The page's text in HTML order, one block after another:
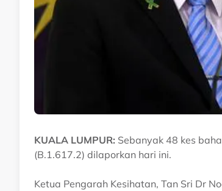
KUALA LUMPUR: Sebanyak 48 kes
(B.1.617.2) dilaporkan hari ini.
Ketua Pengarah Kesihatan, Tan Sri Dr